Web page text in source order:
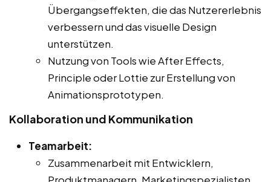
Übergangseffekten, die das Nutzererlebnis
verbessern und das visuelle Design
unterstützen.
Nutzung von Tools wie After Effects,
Principle oder Lottie zur Erstellung von
Animationsprototypen.
Kollaboration und Kommunikation
Teamarbeit:
Zusammenarbeit mit Entwicklern,